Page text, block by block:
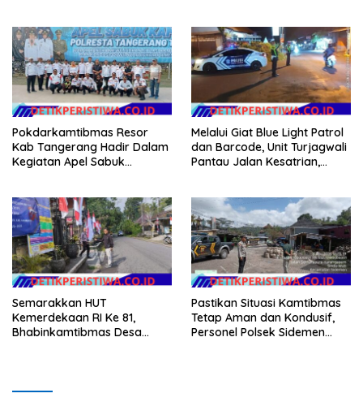
Pemerintah Pusat
Pokdarkamtibmas Resor
Kab Tangerang Hadir Dalam
Kegiatan Apel Sabuk
Melalui Giat Blue Light Patrol
dan Barcode, Unit Turjagwali
Pantau Jalan Kesatrian,
Semarakkan HUT
Kemerdekaan RI Ke 81,
Bhabinkamtibmas Desa
Pastikan Situasi Kamtibmas
Tetap Aman dan Kondusif,
Personel Polsek Sidemen